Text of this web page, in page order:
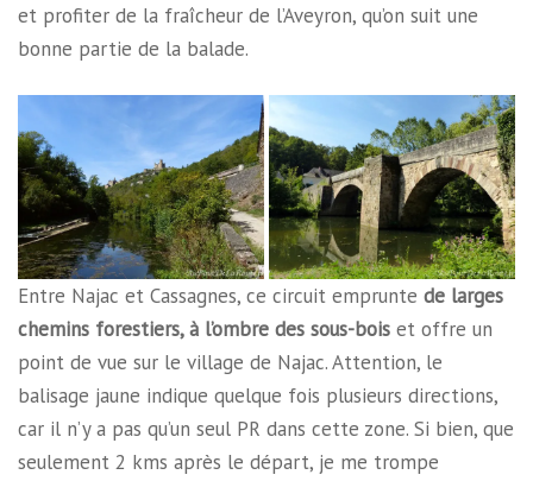
et profiter de la fraîcheur de l’Aveyron, qu’on suit une
bonne partie de la balade.
Entre Najac et Cassagnes, ce circuit emprunte de larges
chemins forestiers, à l’ombre des sous-bois et offre un
point de vue sur le village de Najac. Attention, le
balisage jaune indique quelque fois plusieurs directions,
car il n’y a pas qu’un seul PR dans cette zone. Si bien, que
seulement 2 kms après le départ, je me trompe